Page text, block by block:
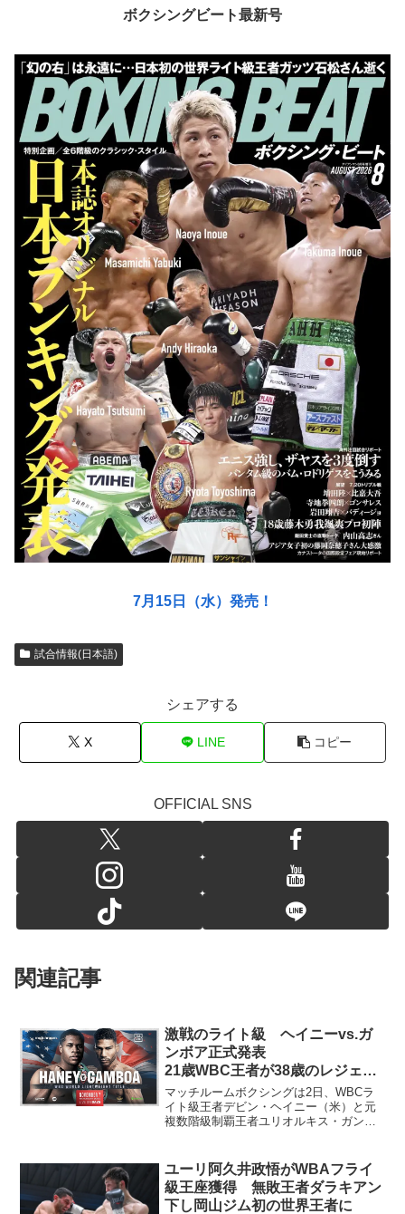
ボクシングビート最新号
7月15日（水）発売！
試合情報(日本語)
シェアする
X LINE コピー
OFFICIAL SNS
関連記事
激戦のライト級 ヘイニーvs.ガ
ンボア正式発表
21歳WBC王者が38歳のレジェン
ドと防衛戦
マッチルームボクシングは2日、WBCラ
イト級王者デビン・ヘイニー（米）と元
複数階級制覇王者ユリオルキス・ガンボ
ックホテル&カジノで開催すると発表し
た。試合は無観客で...
ユーリ阿久井政悟がWBAフライ
級王座獲得 無敗王者ダラキアン
下し岡山ジム初の世界王者に